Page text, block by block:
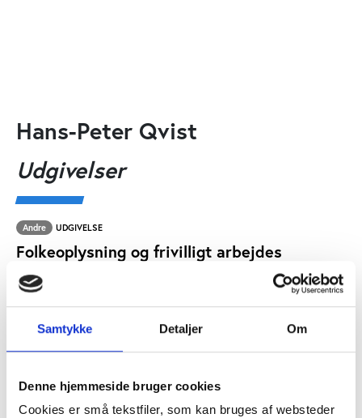
Samtykke Detaljer Om
Denne hjemmeside bruger cookies
Cookies er små tekstfiler, som kan bruges af websteder
Hans-Peter Qvist
Udgivelser
Andre UDGIVELSE
Folkeoplysning og frivilligt arbejdes
betydning for demokratisk deltagelse
Bjarne Ibsen, Karsten Østerlund, Hans-Peter Qvist
Andre UDGIVELSE
Udviklingen i frivilligt arbejde 2004-2012.
Torben Fridberg, Lars Skov Henriksen, Hans-Peter Qvist